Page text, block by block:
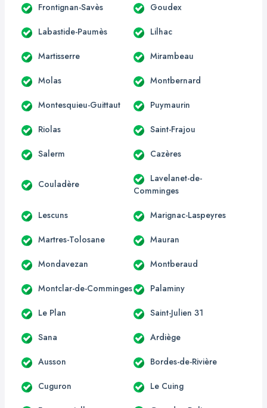
Frontignan-Savès Goudex
Labastide-Paumès Lilhac
Martisserre Mirambeau
Molas Montbernard
Montesquieu-Guittaut Puymaurin
Riolas Saint-Frajou
Salerm Cazères
Couladère
Lavelanet-de-
Comminges
Lescuns Marignac-Laspeyres
Martres-Tolosane Mauran
Mondavezan Montberaud
Montclar-de-Comminges Palaminy
Le Plan Saint-Julien 31
Sana Ardiège
Ausson Bordes-de-Rivière
Cuguron Le Cuing